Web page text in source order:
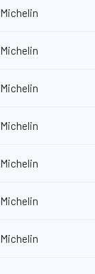
Michelin
Michelin
Michelin
Michelin
Michelin
Michelin
Michelin